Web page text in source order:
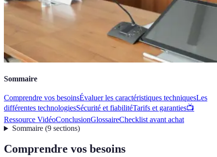
Sommaire
Comprendre vos besoinsÉvaluer les caractéristiques techniquesLes
différentes technologiesSécurité et fiabilitéTarifs et garanties📺
Ressource VidéoConclusionGlossaireChecklist avant achat
Sommaire(9 sections)
Comprendre vos besoins